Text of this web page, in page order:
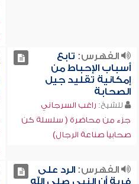
الفهرس: تابع
أسباب الإحباط من
إمكانية تقليد جيل
الصحابة
للشيخ: راغب السرجاني
جزء من محاضرة ( سلسلة كن
صحابياً صناعة الرجال)
الفهرس:الرد على
فرية أن النبي صلى الله